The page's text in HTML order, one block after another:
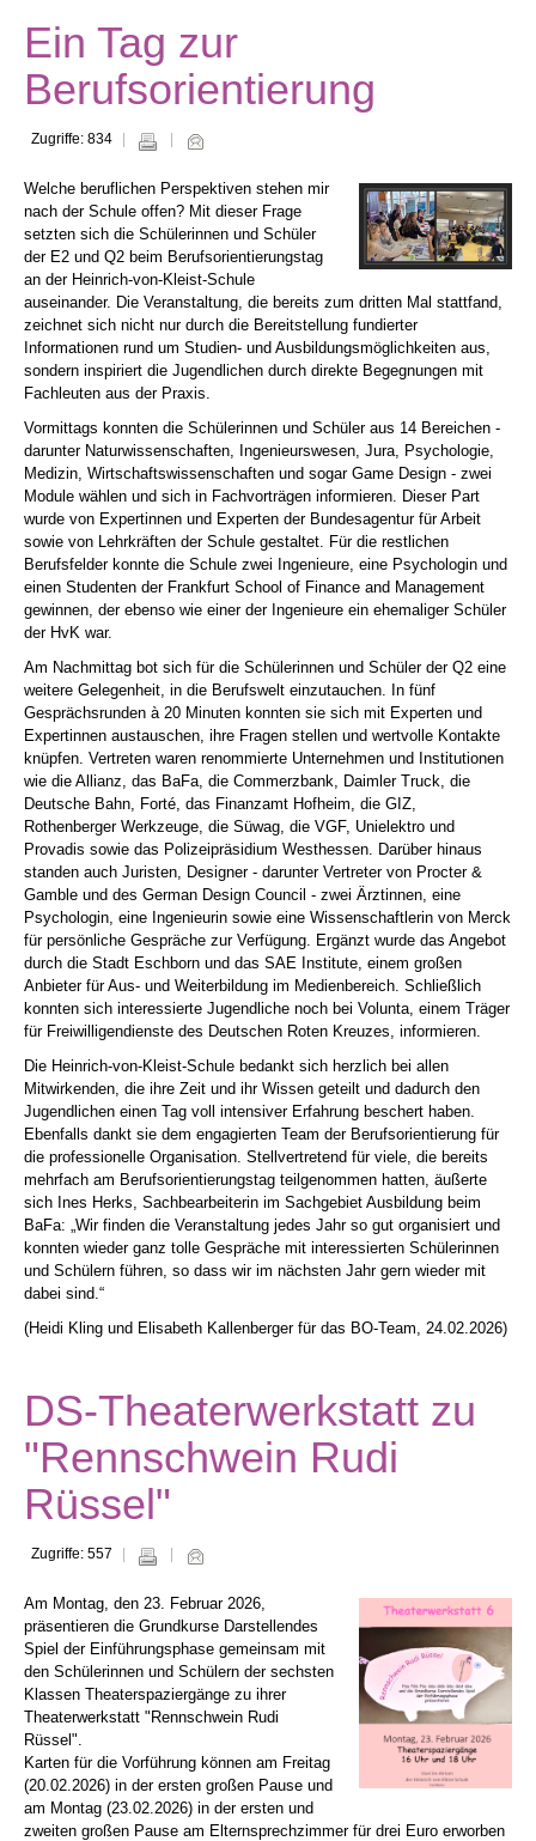
Ein Tag zur
Berufsorientierung
Zugriffe: 834
Welche beruflichen Perspektiven stehen mir
nach der Schule offen? Mit dieser Frage
setzten sich die Schülerinnen und Schüler
der E2 und Q2 beim Berufsorientierungstag
an der Heinrich-von-Kleist-Schule
auseinander. Die Veranstaltung, die bereits zum dritten Mal stattfand,
zeichnet sich nicht nur durch die Bereitstellung fundierter
Informationen rund um Studien- und Ausbildungsmöglichkeiten aus,
sondern inspiriert die Jugendlichen durch direkte Begegnungen mit
Fachleuten aus der Praxis.
Vormittags konnten die Schülerinnen und Schüler aus 14 Bereichen -
darunter Naturwissenschaften, Ingenieurswesen, Jura, Psychologie,
Medizin, Wirtschaftswissenschaften und sogar Game Design - zwei
Module wählen und sich in Fachvorträgen informieren. Dieser Part
wurde von Expertinnen und Experten der Bundesagentur für Arbeit
sowie von Lehrkräften der Schule gestaltet. Für die restlichen
Berufsfelder konnte die Schule zwei Ingenieure, eine Psychologin und
einen Studenten der Frankfurt School of Finance and Management
gewinnen, der ebenso wie einer der Ingenieure ein ehemaliger Schüler
der HvK war.
Am Nachmittag bot sich für die Schülerinnen und Schüler der Q2 eine
weitere Gelegenheit, in die Berufswelt einzutauchen. In fünf
Gesprächsrunden à 20 Minuten konnten sie sich mit Experten und
Expertinnen austauschen, ihre Fragen stellen und wertvolle Kontakte
knüpfen. Vertreten waren renommierte Unternehmen und Institutionen
wie die Allianz, das BaFa, die Commerzbank, Daimler Truck, die
Deutsche Bahn, Forté, das Finanzamt Hofheim, die GIZ,
Rothenberger Werkzeuge, die Süwag, die VGF, Unielektro und
Provadis sowie das Polizeipräsidium Westhessen. Darüber hinaus
standen auch Juristen, Designer - darunter Vertreter von Procter &
Gamble und des German Design Council - zwei Ärztinnen, eine
Psychologin, eine Ingenieurin sowie eine Wissenschaftlerin von Merck
für persönliche Gespräche zur Verfügung. Ergänzt wurde das Angebot
durch die Stadt Eschborn und das SAE Institute, einem großen
Anbieter für Aus- und Weiterbildung im Medienbereich. Schließlich
konnten sich interessierte Jugendliche noch bei Volunta, einem Träger
für Freiwilligendienste des Deutschen Roten Kreuzes, informieren.
Die Heinrich-von-Kleist-Schule bedankt sich herzlich bei allen
Mitwirkenden, die ihre Zeit und ihr Wissen geteilt und dadurch den
Jugendlichen einen Tag voll intensiver Erfahrung beschert haben.
Ebenfalls dankt sie dem engagierten Team der Berufsorientierung für
die professionelle Organisation. Stellvertretend für viele, die bereits
mehrfach am Berufsorientierungstag teilgenommen hatten, äußerte
sich Ines Herks, Sachbearbeiterin im Sachgebiet Ausbildung beim
BaFa: „Wir finden die Veranstaltung jedes Jahr so gut organisiert und
konnten wieder ganz tolle Gespräche mit interessierten Schülerinnen
und Schülern führen, so dass wir im nächsten Jahr gern wieder mit
dabei sind.“
(Heidi Kling und Elisabeth Kallenberger für das BO-Team, 24.02.2026)
DS-Theaterwerkstatt zu
"Rennschwein Rudi
Rüssel"
Zugriffe: 557
Am Montag, den 23. Februar 2026,
präsentieren die Grundkurse Darstellendes
Spiel der Einführungsphase gemeinsam mit
den Schülerinnen und Schülern der sechsten
Klassen Theaterspaziergänge zu ihrer
Theaterwerkstatt "Rennschwein Rudi
Rüssel".
Karten für die Vorführung können am Freitag
(20.02.2026) in der ersten großen Pause und
am Montag (23.02.2026) in der ersten und
zweiten großen Pause am Elternsprechzimmer für drei Euro erworben